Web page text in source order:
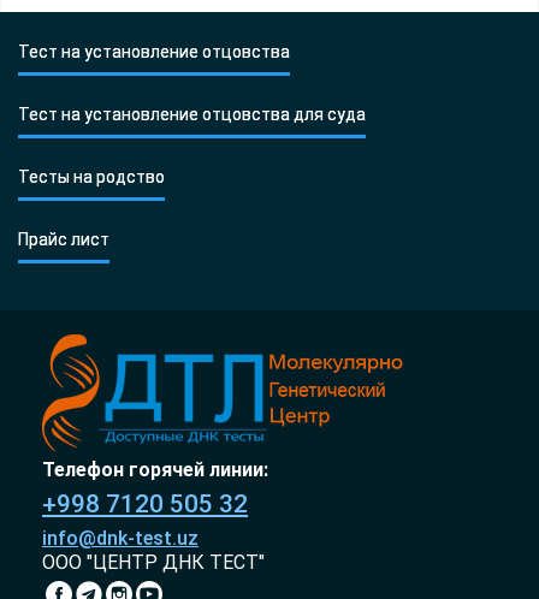
Тест на установление отцовства
Тест на установление отцовства для суда
Тесты на родство
Прайс лист
Телефон горячей линии:
+998 7120 505 32
info@dnk-test.uz
ООО "ЦЕНТР ДНК ТЕСТ"